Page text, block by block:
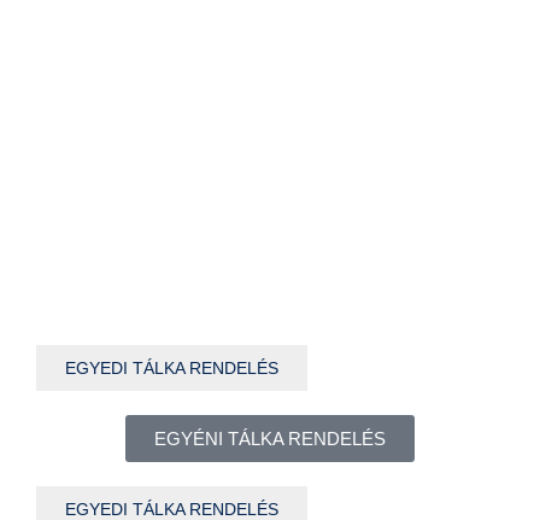
EGYEDI TÁLKA RENDELÉS
EGYÉNI TÁLKA RENDELÉS
EGYEDI TÁLKA RENDELÉS